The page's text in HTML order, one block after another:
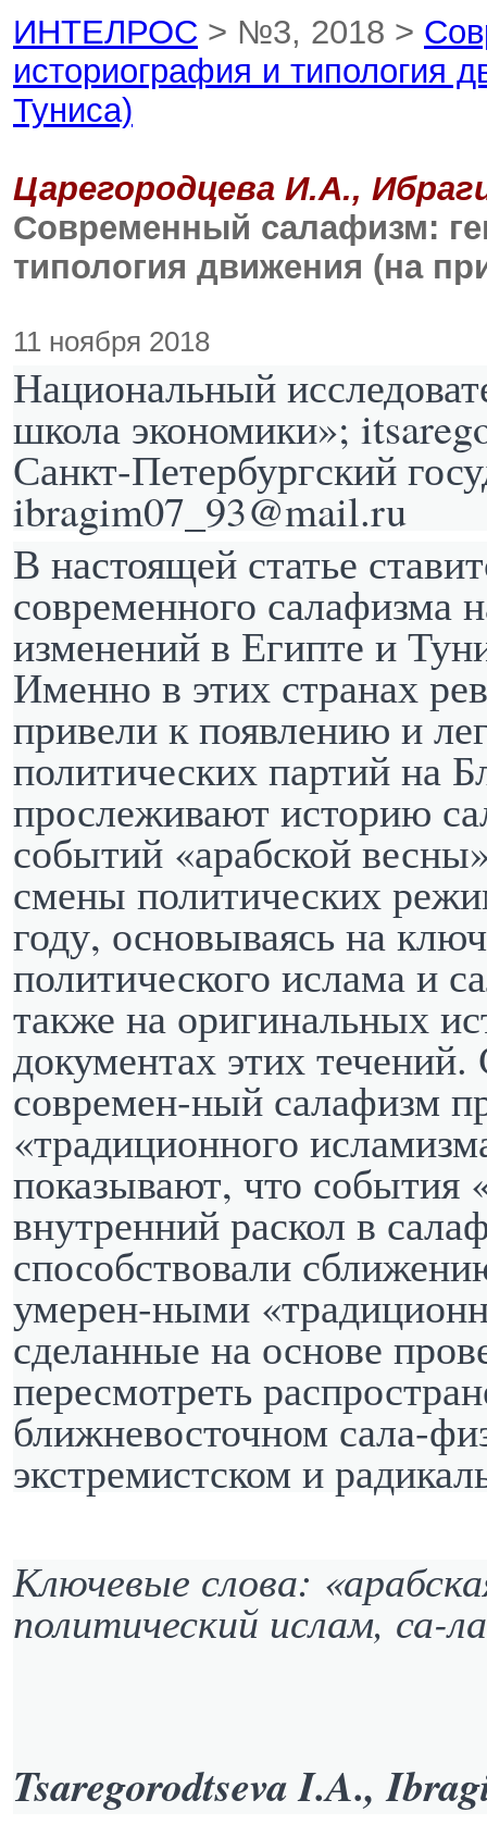
ИНТЕЛРОС > №3, 2018 >
историография и типология
Туниса)
Царегородцева И.А.,
Современный салафизм:
типология движения (на
11 ноября 2018
Национальный
школа экономики»;
Санкт-Петербургский
ibragim07_93@mail.ru
В настоящей статье
современного салафизма
изменений в Египте и
Именно в этих странах
привели к появлению и
политических партий на
прослеживают историю
событий «арабской
смены политических
году, основываясь на
политического ислама и
также на оригинальных
документах этих
современ-ный салафизм
«традиционного
показывают, что события
внутренний раскол в
способствовали
умерен-ными
сделанные на основе
пересмотреть
ближневосточном сала-
экстремистском и
Ключевые слова:
политический ислам, са-
Tsaregorodtseva I.A.,